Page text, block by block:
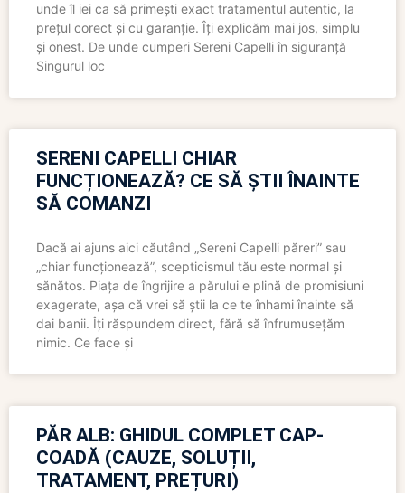
unde îl iei ca să primești exact tratamentul autentic, la
prețul corect și cu garanție. Îți explicăm mai jos, simplu
și onest. De unde cumperi Sereni Capelli în siguranță
Singurul loc
SERENI CAPELLI CHIAR
FUNCȚIONEAZĂ? CE SĂ ȘTII ÎNAINTE
SĂ COMANZI
Dacă ai ajuns aici căutând „Sereni Capelli păreri” sau
„chiar funcționează”, scepticismul tău este normal și
sănătos. Piața de îngrijire a părului e plină de promisiuni
exagerate, așa că vrei să știi la ce te înhami înainte să
dai banii. Îți răspundem direct, fără să înfrumusețăm
nimic. Ce face și
PĂR ALB: GHIDUL COMPLET CAP-
COADĂ (CAUZE, SOLUȚII,
TRATAMENT, PREȚURI)